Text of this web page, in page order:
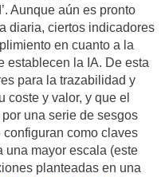
Aunque aún es pronto
diaria, ciertos indicadores
en cuanto a la
establecen la IA. De esta
para la trazabilidad y
coste y valor, y que el
una serie de sesgos
como claves
una mayor escala (este
planteadas en una